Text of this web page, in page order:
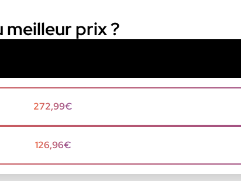
meilleur prix ?
272,99€
126,96€